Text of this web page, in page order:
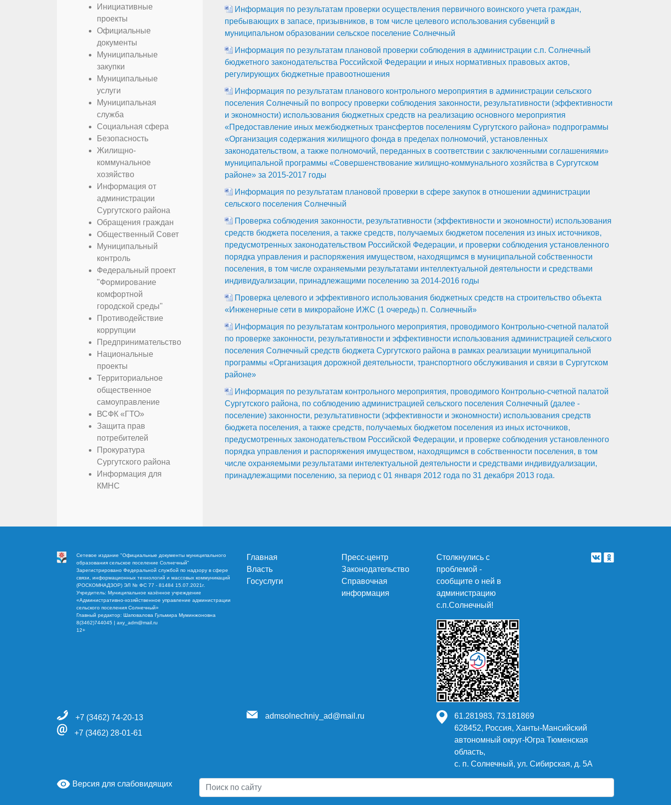
Информация по результатам проверки осуществления первичного воинского учета граждан,
пребывающих в запасе, призывников, в том числе целевого использования субвенций в
муниципальном образовании сельское поселение Солнечный
Информация по результатам плановой проверки соблюдения в администрации с.п. Солнечный
бюджетного законодательства Российской Федерации и иных нормативных правовых актов,
регулирующих бюджетные правоотношения
Информация по результатам планового контрольного мероприятия в администрации сельского
поселения Солнечный по вопросу проверки соблюдения законности, результативности (эффективности
и экономности) использования бюджетных средств на реализацию основного мероприятия
«Предоставление иных межбюджетных трансфертов поселениям Сургутского района» подпрограммы
«Организация содержания жилищного фонда в пределах полномочий, установленных
законодательством, а также полномочий, переданных в соответствии с заключенными соглашениями»
муниципальной программы «Совершенствование жилищно-коммунального хозяйства в Сургутском
районе» за 2015-2017 годы
Информация по результатам плановой проверки в сфере закупок в отношении администрации
сельского поселения Солнечный
Проверка соблюдения законности, результативности (эффективности и экономности) использования
средств бюджета поселения, а также средств, получаемых бюджетом поселения из иных источников,
предусмотренных законодательством Российской Федерации, и проверки соблюдения установленного
порядка управления и распоряжения имуществом, находящимся в муниципальной собственности
поселения, в том числе охраняемыми результатами интеллектуальной деятельности и средствами
индивидуализации, принадлежащими поселению за 2014-2016 годы
Проверка целевого и эффективного использования бюджетных средств на строительство объекта
«Инженерные сети в микрорайоне ИЖС (1 очередь) п. Солнечный»
Информация по результатам контрольного мероприятия, проводимого Контрольно-счетной палатой
по проверке законности, результативности и эффективности использования администрацией сельского
поселения Солнечный средств бюджета Сургутского района в рамках реализации муниципальной
программы «Организация дорожной деятельности, транспортного обслуживания и связи в Сургутском
районе»
Информация по результатам контрольного мероприятия, проводимого Контрольно-счетной палатой
Сургутского района, по соблюдению администрацией сельского поселения Солнечный (далее -
поселение) законности, результативности (эффективности и экономности) использования средств
бюджета поселения, а также средств, получаемых бюджетом поселения из иных источников,
предусмотренных законодательством Российской Федерации, и проверке соблюдения установленного
порядка управления и распоряжения имуществом, находящимся в собственности поселения, в том
числе охраняемыми результатами интелектуальной деятельности и средствами индивидуализации,
принадлежащими поселению, за период с 01 января 2012 года по 31 декабря 2013 года.
Инициативные
проекты
Официальные
документы
Муниципальные
закупки
Муниципальные
услуги
Муниципальная
служба
Социальная сфера
Безопасность
Жилищно-
коммунальное
хозяйство
Информация от
администрации
Сургутского района
Обращения граждан
Общественный Совет
Муниципальный
контроль
Федеральный проект
"Формирование
комфортной
городской среды"
Противодействие
коррупции
Предпринимательство
Национальные
проекты
Территориальное
общественное
самоуправление
ВСФК «ГТО»
Защита прав
потребителей
Прокуратура
Сургутского района
Информация для
КМНС
Сетевое издание "Официальные документы муниципального
образования сельское поселение Солнечный"
Зарегистрировано Федеральной службой по надзору в сфере
связи, информационных технологий и массовых коммуникаций
(РОСКОМНАДЗОР) ЭЛ № ФС 77 - 81484 15.07.2021г.
Учредитель: Муниципальное казённое учреждение
«Административно-хозяйственное управление администрации
сельского поселения Солнечный»
Главный редактор: Шаповалова Гульмира Муминжоновна
8(3462)744045 | axy_adm@mail.ru
12+
Главная
Власть
Госуслуги
Пресс-центр
Законодательство
Справочная
информация
Столкнулись с
проблемой -
сообщите о ней в
администрацию
c.п.Солнечный!
+7 (3462) 74-20-13
+7 (3462) 28-01-61
admsolnechniy_ad@mail.ru
61.281983, 73.181869
628452, Россия, Ханты-Мансийский
автономный округ-Югра Тюменская
область,
с. п. Солнечный, ул. Сибирская, д. 5А
Версия для слабовидящих